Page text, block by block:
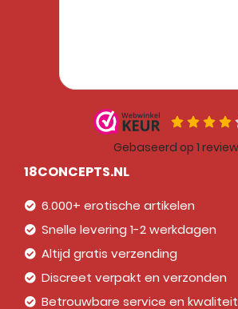
18CONCEPTS.NL
6.000+ erotische artikelen
Snelle levering 1-2 werkdagen
Altijd gratis verzending
Discreet verpakt en verzonden
Betrouwbare service en kwaliteit